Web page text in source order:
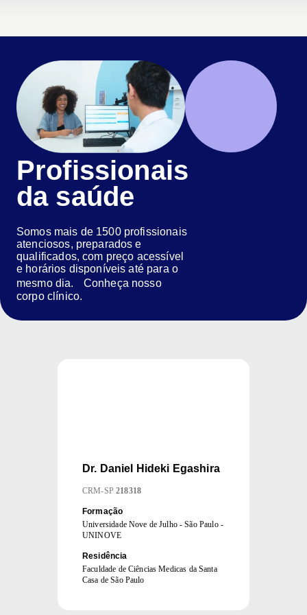
Profissionais
da saúde
Somos mais de 1500 profissionais
atenciosos, preparados e
qualificados, com preço acessível
e horários disponíveis até para o
mesmo dia. Conheça nosso
corpo clínico.
Dr. Daniel Hideki Egashira
CRM-SP 218318
Formação
Universidade Nove de Julho - São Paulo -
UNINOVE
Residência
Faculdade de Ciências Medicas da Santa
Casa de São Paulo